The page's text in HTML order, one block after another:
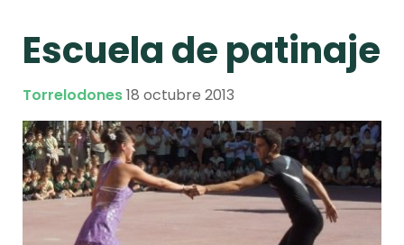
Escuela de patinaje
Torrelodones18 octubre 2013